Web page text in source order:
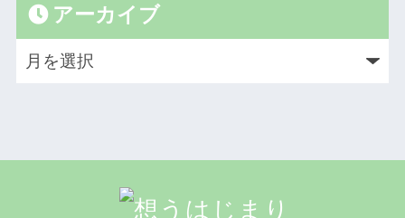
アーカイブ